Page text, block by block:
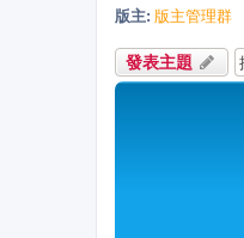
版主: 版主管理群
發表主題